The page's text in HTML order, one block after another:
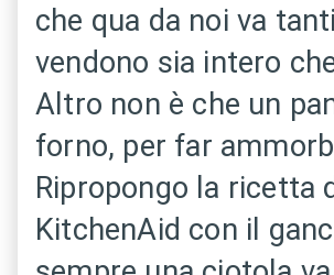
che qua da noi va
vendono sia intero
Altro non è che un
forno, per far
Ripropongo la ricetta
KitchenAid con il